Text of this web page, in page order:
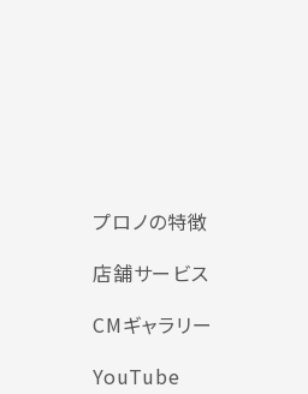
プロノの特徴
店舗サービス
CMギャラリー
YouTube